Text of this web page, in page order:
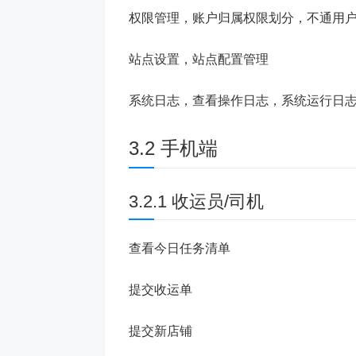
权限管理，账户归属权限划分，不通用
站点设置，站点配置管理
系统日志，查看操作日志，系统运行日
3.2 手机端
3.2.1 收运员/司机
查看今日任务清单
提交收运单
提交新店铺